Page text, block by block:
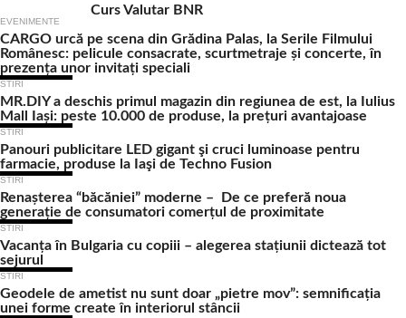
Curs Valutar BNR
EVENIMENTE
CARGO urcă pe scena din Grădina Palas, la Serile Filmului
Românesc: pelicule consacrate, scurtmetraje și concerte, în
prezența unor invitați speciali
STIRI
MR.DIY a deschis primul magazin din regiunea de est, la Iulius
Mall Iași: peste 10.000 de produse, la prețuri avantajoase
STIRI
Panouri publicitare LED gigant şi cruci luminoase pentru
farmacie, produse la Iaşi de Techno Fusion
STIRI
Renașterea “băcăniei” moderne – De ce preferă noua
generație de consumatori comerțul de proximitate
STIRI
Vacanța în Bulgaria cu copiii – alegerea stațiunii dictează tot
sejurul
STIRI
Geodele de ametist nu sunt doar „pietre mov”: semnificația
unei forme create în interiorul stâncii